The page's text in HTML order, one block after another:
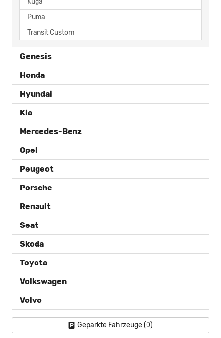
Puma
Transit Custom
Genesis
Honda
Hyundai
Kia
Mercedes-Benz
Opel
Peugeot
Porsche
Renault
Seat
Skoda
Toyota
Volkswagen
Volvo
Geparkte Fahrzeuge (0)